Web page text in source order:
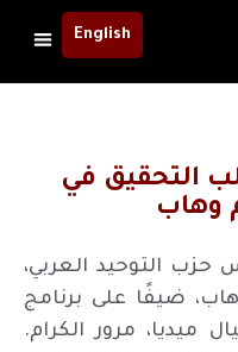
English
التحقيق في
وهاب
التوحيد العربي،
وهاب، ضيفًا على برنامج
ميديا، مرور الكرام.